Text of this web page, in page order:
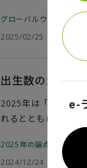
グローバルウォッチ,科
2025/02/25
れ、産業化を見据
学技術・イノベーシ
けた。基礎的な研究
運の醸成など様々
や、参入を計画して
出生数の減少か
2025年の論点
少子化対
2024/12/24
2025年は「次元の
れるとともに、未就
急速に進む少子化
環境づくりを一層進
e-